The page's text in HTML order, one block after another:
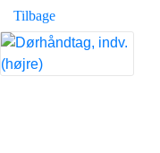
Tilbage